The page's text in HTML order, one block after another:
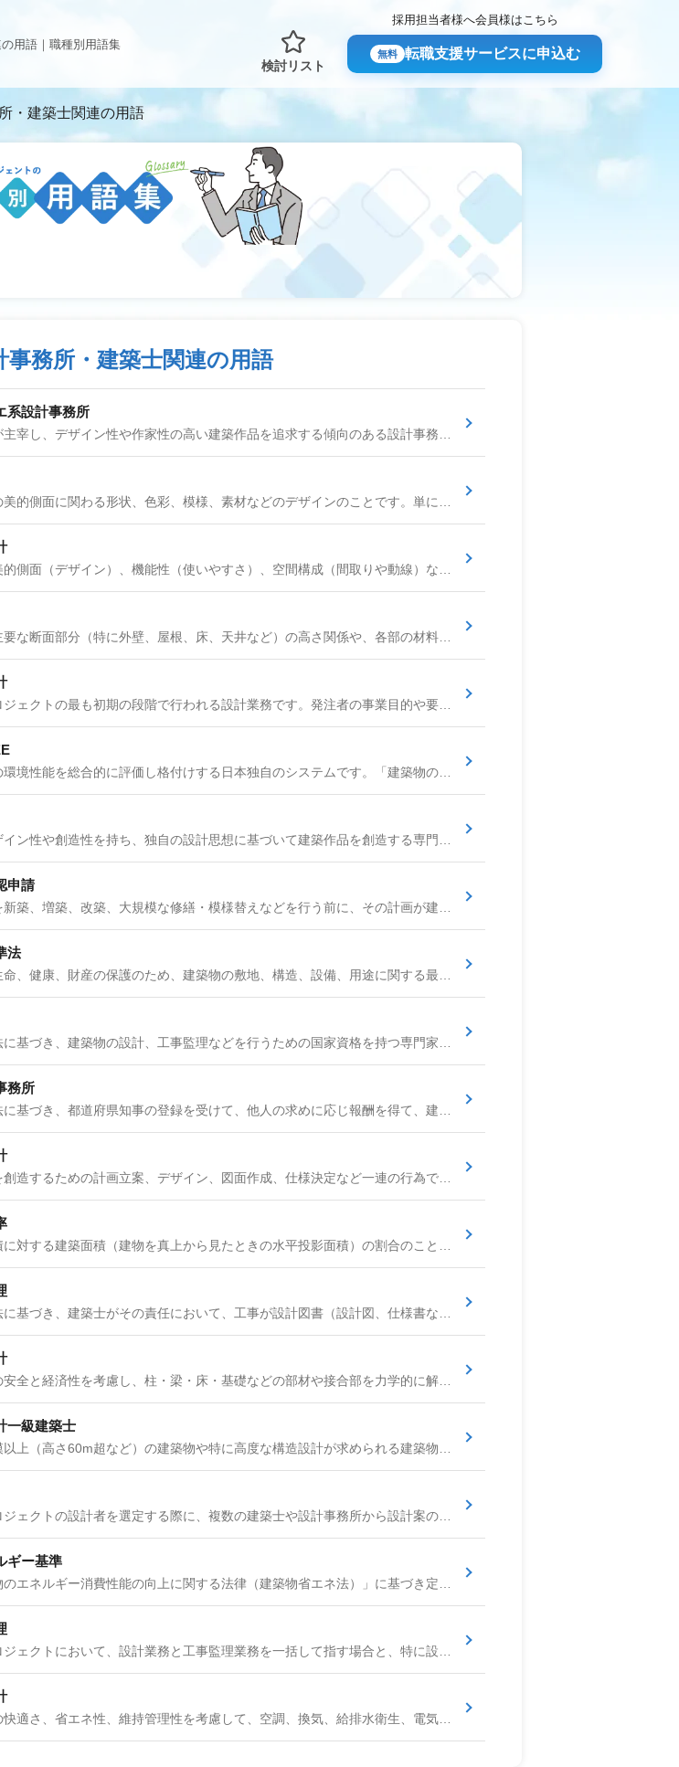
用語｜職種別用語集
検討リスト
採用担当者様へ会員様はこちら
無料 転職支援サービスに申込む
・建築士関連の用語
事務所・建築士関連の用語
系設計事務所
建築家が主宰し、デザイン性や作家性の高い建築作品を追求する傾向のある設計事務所です。小規模な組織が多く、住宅、商業施設、公共建築など幅広い用途の設計を手がけます。独創的なコンセプトや空間提案が特徴で、デザイン力を重視する求職者にとって魅力的な選択肢です。
建築物の美的側面に関わる形状、色彩、模様、素材などのデザインのことです。単に外観の美しさだけでなく、機能性や空間構成、コンセプトとの整合性なども含みます。意匠設計は建築物の価値を大きく左右する要素です。
建物の美的側面（デザイン）、機能性（使いやすさ）、空間構成（間取りや動線）などを総合的に計画・デザインする設計業務です。建物の外観、内部空間、色彩、素材選定、照明計画などが含まれ、建築士が中心となって、発注者の要望やコンセプトを具現化します。構造設計や設備設計と密接に連携しながら進められます。
建物の主要な断面部分（特に外壁、屋根、床、天井など）の高さ関係や、各部の材料、寸法、納まり、断熱・防水仕様などを詳細に示した図面です。実施設計図書の一部であり、施工の品質確保や工事費の正確な積算に不可欠です。
建築プロジェクトの最も初期の段階で行われる設計業務です。発注者の事業目的や要望、予算、敷地条件、市場調査などを踏まえ、事業の可能性や方向性、建物の基本的なコンセプト、規模、概算事業費などを検討し、提案します。基本計画の前段階にあたります。
建築物の環境性能を総合的に評価し格付けする日本独自のシステムです。「建築物の環境品質・性能（Q）」と「建築物の環境負荷（L）」の両側面から評価し、その比率（BEE＝Q/L）で環境効率を示します。グリーンビルディングの認証制度の一つとして、設計事務所が環境配慮型建築の設計に活用します。
高いデザイン性や創造性を持ち、独自の設計思想に基づいて建築作品を創造する専門家を指すことが多い呼称です。建築士の資格を持つことが一般的ですが、資格の有無だけでなく、その作家性や芸術性、社会への影響力などが評価される場合に用いられます。
申請
建築物を新築、増築、改築、大規模な修繕・模様替えなどを行う前に、その計画が建築基準法や関連法令に適合しているかどうかについて、建築主事または指定確認検査機関の確認を受けるための申請手続きです。確認済証の交付を受けて初めて工事に着手できます。設計事務所や建築士が建築主に代わって申請書類を作成・提出することが一般的です。
法
国民の生命、健康、財産の保護のため、建築物の敷地、構造、設備、用途に関する最低限の基準を定めた法律です。建築物の設計や工事を行う際には、この法律の規定（例：耐震基準、耐火建築物の規定、日影規制、容積率・建ぺい率の制限など）を遵守する必要があり、建築確認申請はこの法律に基づく主要な手続きです。
建築士法に基づき、建築物の設計、工事監理などを行うための国家資格を持つ専門家です。一級建築士、二級建築士、木造建築士の3種類があり、それぞれ取り扱うことができる建築物の規模や構造、用途に制限があります。設計事務所の多くはこれらの資格を持つ建築士によって構成され、安全で機能的な建築空間の創造を担います。
務所
建築士法に基づき、都道府県知事の登録を受けて、他人の求めに応じ報酬を得て、建築物の設計、工事監理、建築工事契約に関する事務、建築工事の指導監督、建築物に関する調査・鑑定、開発許可手続きなどを行う事業所です。「設計事務所」とほぼ同義で使われます。
建築物を創造するための計画立案、デザイン、図面作成、仕様決定など一連の行為です。主に、建物の美的側面や機能性を追求する意匠設計、安全性を確保するための構造設計、快適性や利便性を支える設備設計の3つの主要分野に大別され、これらが密接に連携して一つの建築物が設計されます。
敷地面積に対する建築面積（建物を真上から見たときの水平投影面積）の割合のことです。都市計画法に基づき、用途地域ごとに上限が定められており、敷地内の空地確保や市街地の環境保持を目的としています。
建築士法に基づき、建築士がその責任において、工事が設計図書（設計図、仕様書など）の通りに実施されているか否かを確認し、工事施工者に対して必要な指示や助言を行う業務です。工事の品質確保を目的とし、施工業者自身が行う「施工管理」とは異なる立場（発注者の代理またはそれに準ずる立場）で行われます。
建築物の安全と経済性を考慮し、柱・梁・床・基礎などの部材や接合部を力学的に解析し、地震・風・積雪などの作用に対する耐力を確保する設計分野です。構造の種類に応じた解析と、建築基準法の数値基準に適合することを確認します。
一級建築士
一定規模以上（高さ60m超など）の建築物や特に高度な構造設計が求められる建築物の構造設計について、一級建築士が自ら設計を行うか、他の一級建築士に構造関係規定への適合性の確認（法適合確認）を求めなければならない場合に、その確認を行うことができる国家資格者です。
建築プロジェクトの設計者を選定する際に、複数の建築士や設計事務所から設計案の提案を募り、その中から最も優れた案を選定する方式です。「設計競技」とも呼ばれます。公共建築や大規模プロジェクトなどで採用されることがあります。
ギー基準
「建築物のエネルギー消費性能の向上に関する法律（建築物省エネ法）」に基づき定められた、建築物が満たすべき断熱性能（外皮性能）や一次エネルギー消費量に関する基準です。設計事務所は、この基準に適合するように建築物の設計を行い、省エネルギー性能計算などを行います。
建築プロジェクトにおいて、設計業務と工事監理業務を一括して指す場合と、特に設計者が主体となって行う工事監理を指す場合があります。広義には、建築主の要望ヒアリングから始まり、企画、基本設計、実施設計、確認申請、施工者選定支援、そして工事が設計図書通りに行われているかの確認（工事監理）、検査・引渡しまでの一連の業務を指します。設計意図を正確に施工に反映させ、建築物の品質を確保する上で極めて重要な役割を担っています。
建築物の快適さ、省エネ性、維持管理性を考慮して、空調、換気、給排水衛生、電気、防災、昇降機などの設備システムの計画を行う設計分野です。機器容量選定、配管・配線経路、制御方式などを設計し、関連法令を遵守し、ライフサイクルコストも考慮します。